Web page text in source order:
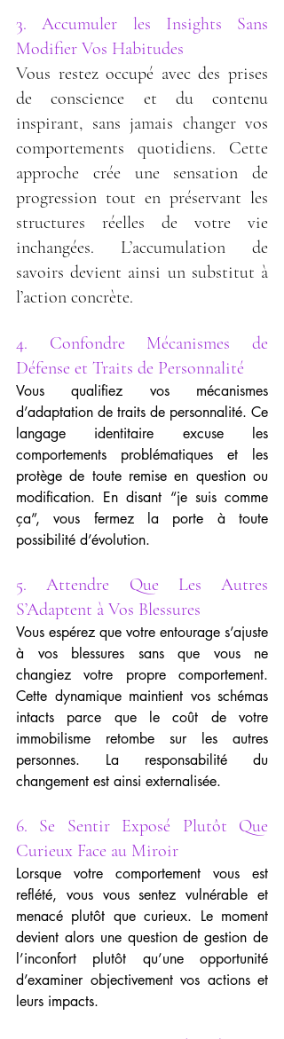
3. Accumuler les Insights Sans
Modifier Vos Habitudes
Vous restez occupé avec des prises
de conscience et du contenu
inspirant, sans jamais changer vos
comportements quotidiens. Cette
approche crée une sensation de
progression tout en préservant les
structures réelles de votre vie
inchangées. L’accumulation de
savoirs devient ainsi un substitut à
l’action concrète.
4. Confondre Mécanismes de
Défense et Traits de Personnalité
Vous qualifiez vos mécanismes
d’adaptation de traits de personnalité. Ce
langage identitaire excuse les
comportements problématiques et les
protège de toute remise en question ou
modification. En disant “je suis comme
ça”, vous fermez la porte à toute
possibilité d’évolution.
5. Attendre Que Les Autres
S’Adaptent à Vos Blessures
Vous espérez que votre entourage s’ajuste
à vos blessures sans que vous ne
changiez votre propre comportement.
Cette dynamique maintient vos schémas
intacts parce que le coût de votre
immobilisme retombe sur les autres
personnes. La responsabilité du
changement est ainsi externalisée.
6. Se Sentir Exposé Plutôt Que
Curieux Face au Miroir
Lorsque votre comportement vous est
reflété, vous vous sentez vulnérable et
menacé plutôt que curieux. Le moment
devient alors une question de gestion de
l’inconfort plutôt qu’une opportunité
d’examiner objectivement vos actions et
leurs impacts.